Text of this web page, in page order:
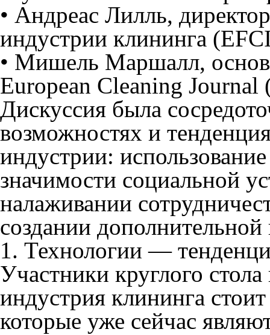
• Андреас Лилль,
индустрии клининга
• Мишель Маршалл,
European Cleaning Journal
Дискуссия была
возможностях и
индустрии:
значимости социальной
налаживании
создании
1. Технологии —
Участники круглого
индустрия клининга
которые уже сейчас